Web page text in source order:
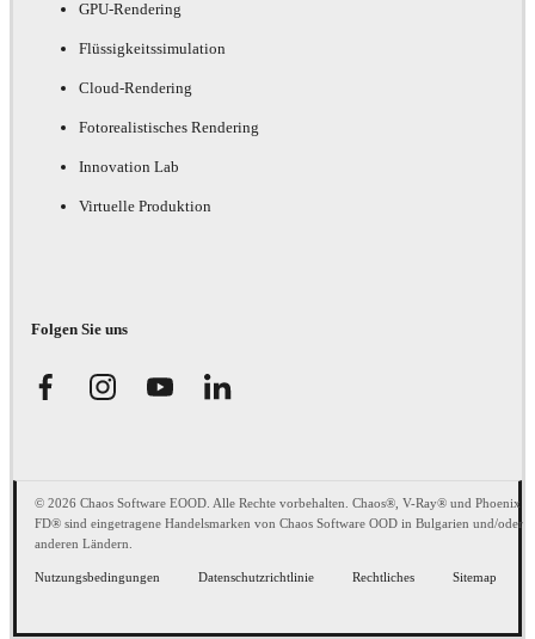
GPU-Rendering
Flüssigkeitssimulation
Cloud-Rendering
Fotorealistisches Rendering
Innovation Lab
Virtuelle Produktion
Folgen Sie uns
© 2026 Chaos Software EOOD. Alle Rechte vorbehalten. Chaos®, V-Ray® und Phoenix
FD® sind eingetragene Handelsmarken von Chaos Software OOD in Bulgarien und/oder
anderen Ländern.
Nutzungsbedingungen Datenschutzrichtlinie Rechtliches Sitemap